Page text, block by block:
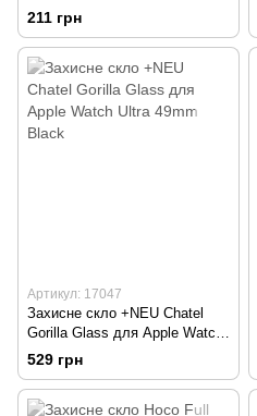
Black
211 грн
Артикул: 17047
Захисне скло +NEU Chatel
Gorilla Glass для Apple Watch
Ultra 49mm Black
529 грн